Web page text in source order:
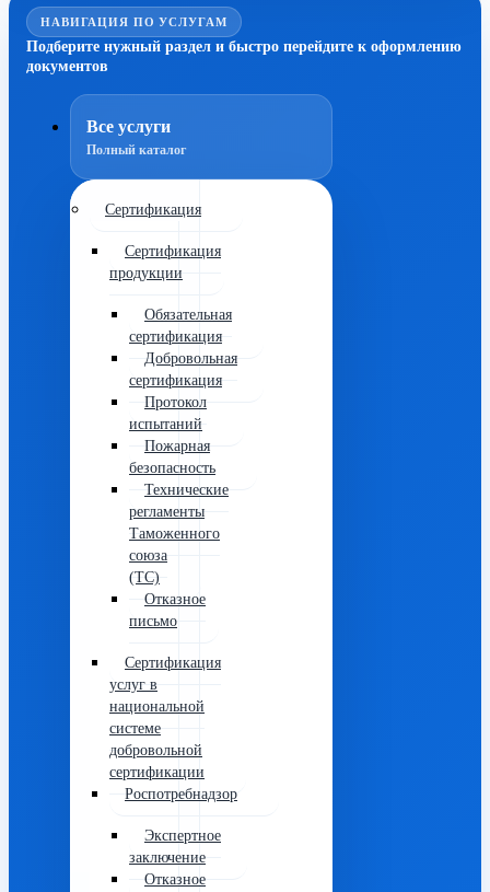
НАВИГАЦИЯ ПО УСЛУГАМ
Подберите нужный раздел и быстро перейдите к оформлению
документов
Все услуги
Полный каталог
Сертификация
Сертификация
продукции
Обязательная
сертификация
Добровольная
сертификация
Протокол
испытаний
Пожарная
безопасность
Технические
регламенты
Таможенного
союза
(ТС)
Отказное
письмо
Сертификация
услуг в
национальной
системе
добровольной
сертификации
Роспотребнадзор
Экспертное
заключение
Отказное